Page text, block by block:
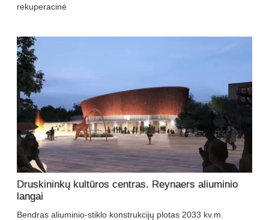
rekuperacinė
Druskininkų kultūros centras. Reynaers aliuminio
langai
Bendras aliuminio-stiklo konstrukcijų plotas 2033 kv.m.